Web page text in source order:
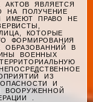
ЯВЛЯЕТСЯ
НА ПОЛУЧЕНИЕ
ИМЕЮТ ПРАВО НЕ
КОТОРЫЕ
ФОРМИРОВАНИЯ
ОБРАЗОВАННИЙ В
ВОЕННЫХ
ИЗ
И
ВООРУЖЕННОЙ
.